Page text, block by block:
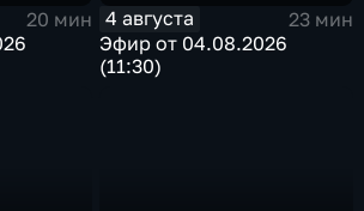
20 мин
4 августа
23 мин
Эфир от 04.08.2026
(11:30)